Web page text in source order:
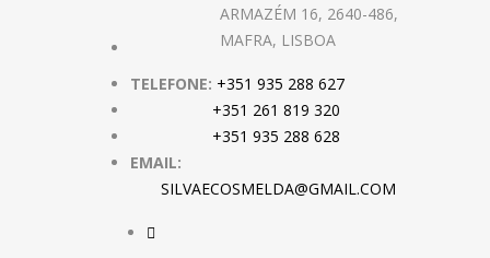
ARMAZÉM 16, 2640-486,
MAFRA, LISBOA
TELEFONE: +351 935 288 627
+351 261 819 320
+351 935 288 628
EMAIL:
SILVAECOSMELDA@GMAIL.COM